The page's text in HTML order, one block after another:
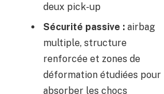
deux pick-up
Sécurité passive : airbag
multiple, structure
renforcée et zones de
déformation étudiées pour
absorber les chocs